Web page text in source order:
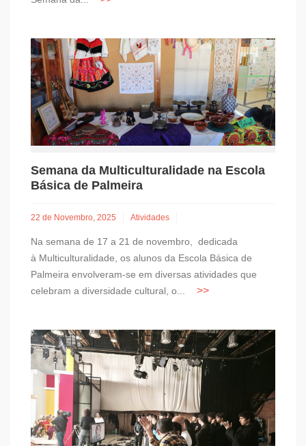
Semana da Multiculturalidade na Escola
Básica de Palmeira
22 de Novembro, 2025 Atividades
Na semana de 17 a 21 de novembro, dedicada
à Multiculturalidade, os alunos da Escola Básica de
Palmeira envolveram-se em diversas atividades que
celebram a diversidade cultural, o...